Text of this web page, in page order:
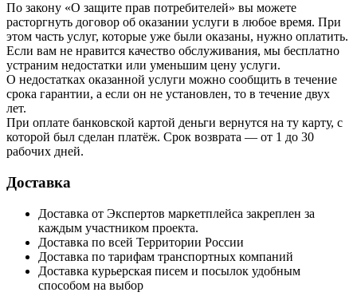
По закону «О защите прав потребителей» вы можете
расторгнуть договор об оказании услуги в любое время. При
этом часть услуг, которые уже были оказаны, нужно оплатить.
Если вам не нравится качество обслуживания, мы бесплатно
устраним недостатки или уменьшим цену услуги.
О недостатках оказанной услуги можно сообщить в течение
срока гарантии, а если он не установлен, то в течение двух
лет.
При оплате банковской картой деньги вернутся на ту карту, с
которой был сделан платёж. Срок возврата — от 1 до 30
рабочих дней.
Доставка
Доставка от Экспертов маркетплейса закреплен за
каждым участником проекта.
Доставка по всей Территории России
Доставка по тарифам транспортных компаний
Доставка курьерская писем и посылок удобным
способом на выбор